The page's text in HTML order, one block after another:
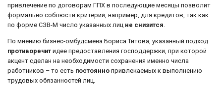
привлечение по договорам ГПХ в последующие месяцы позволит
формально соблюсти критерий, например, для кредитов, так как
по форме СЗВ-М число указанных лиц не снизится
По мнению бизнес-омбудсмена Бориса Титова, указанный подход
противоречит идее предоставления господдержки, при которой
акцент сделан на необходимости сохранения именно числа
работников – то есть постоянно привлекаемых к выполнению
трудовых обязанностей лиц.